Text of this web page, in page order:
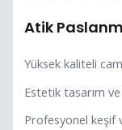
Atik
Yüksek kaliteli
Estetik tasarım
Profesyonel keşif